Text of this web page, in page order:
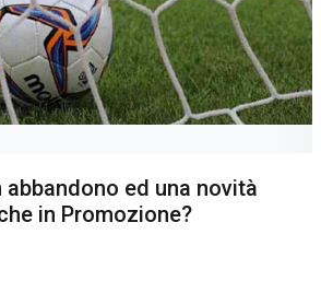
abbandono ed una novità
in Promozione?